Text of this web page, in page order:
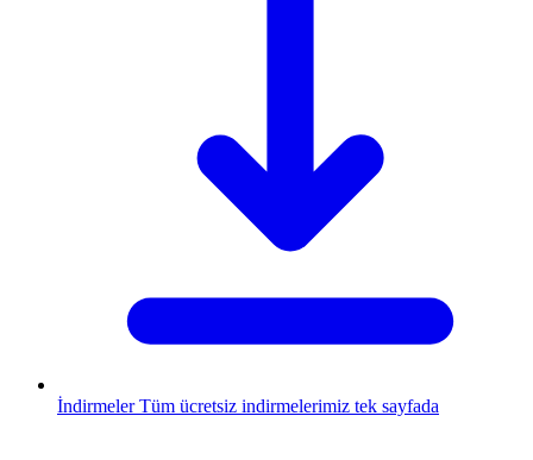
İndirmeler Tüm ücretsiz indirmelerimiz tek sayfada